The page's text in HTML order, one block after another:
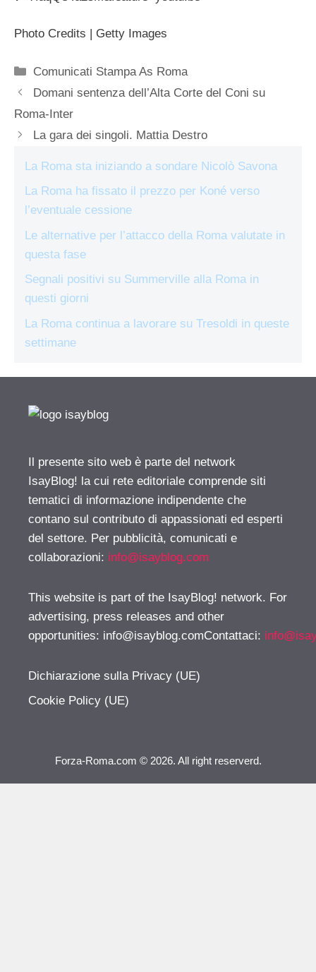
Photo Credits | Getty Images
Categorie
Comunicati Stampa As Roma
Domani sentenza dell’Alta Corte del Coni su
Roma-Inter
La gara dei singoli. Mattia Destro
La Roma sta iniziando a sondare Nicolò Savona
La Roma ha fissato il prezzo per Koné verso
l’eventuale cessione
Le alternative per l’attacco della Roma valutate in
questa fase
Segnali positivi su Summerville alla Roma in
questi giorni
La Roma continua a lavorare su Tresoldi in queste
settimane
Il presente sito web è parte del network
IsayBlog! la cui rete editoriale comprende siti
tematici di informazione indipendente che
contano sul contributo di appassionati ed esperti
del settore. Per pubblicità, comunicati e
collaborazioni: info@isayblog.com
This website is part of the IsayBlog! network. For
advertising, press releases and other
opportunities: info@isayblog.comContattaci:
Dichiarazione sulla Privacy (UE)
Cookie Policy (UE)
Forza-Roma.com © 2026. All right reserverd.